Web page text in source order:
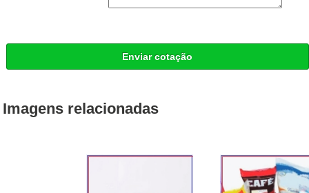
Enviar cotação
Imagens relacionadas